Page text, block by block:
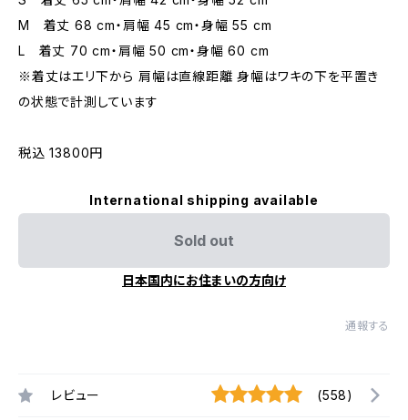
M 着丈 68 cm・肩幅 45 cm・身幅 55 cm
L 着丈 70 cm・肩幅 50 cm・身幅 60 cm
※着丈はエリ下から 肩幅は直線距離 身幅はワキの下を平置き
の状態で計測しています
税込 13800円
International shipping available
Sold out
日本国内にお住まいの方向け
通報する
レビュー (558)